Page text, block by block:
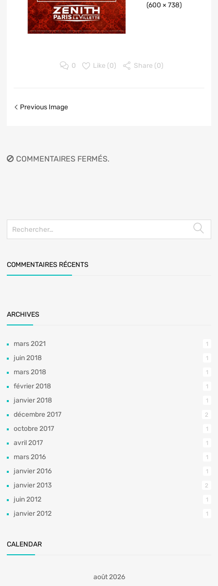
(600 × 738)
0 Like (0) Share (0)
Previous Image
COMMENTAIRES FERMÉS.
COMMENTAIRES RÉCENTS
ARCHIVES
mars 2021 1
juin 2018 1
mars 2018 1
février 2018 1
janvier 2018 1
décembre 2017 2
octobre 2017 1
avril 2017 1
mars 2016 1
janvier 2016 1
janvier 2013 2
juin 2012 1
janvier 2012 1
CALENDAR
août 2026